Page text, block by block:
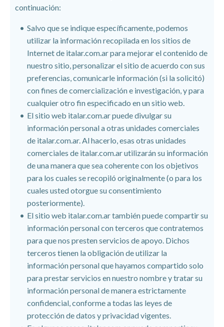
continuación:
Salvo que se indique específicamente, podemos
utilizar la información recopilada en los sitios de
Internet de italar.com.ar para mejorar el contenido de
nuestro sitio, personalizar el sitio de acuerdo con sus
preferencias, comunicarle información (si la solicitó)
con fines de comercialización e investigación, y para
cualquier otro fin especificado en un sitio web.
El sitio web italar.com.ar puede divulgar su
información personal a otras unidades comerciales
de italar.com.ar. Al hacerlo, esas otras unidades
comerciales de italar.com.ar utilizarán su información
de una manera que sea coherente con los objetivos
para los cuales se recopiló originalmente (o para los
cuales usted otorgue su consentimiento
posteriormente).
El sitio web italar.com.ar también puede compartir su
información personal con terceros que contratemos
para que nos presten servicios de apoyo. Dichos
terceros tienen la obligación de utilizar la
información personal que hayamos compartido solo
para prestar servicios en nuestro nombre y tratar su
información personal de manera estrictamente
confidencial, conforme a todas las leyes de
protección de datos y privacidad vigentes.